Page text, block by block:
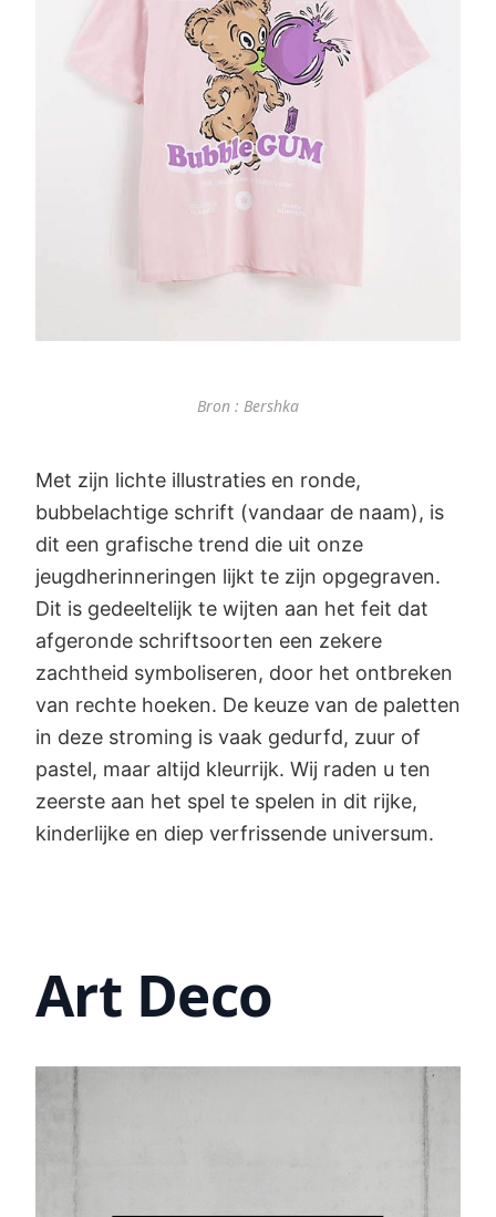
Bron : Bershka
Met zijn lichte illustraties en ronde,
bubbelachtige schrift (vandaar de naam), is
dit een grafische trend die uit onze
jeugdherinneringen lijkt te zijn opgegraven.
Dit is gedeeltelijk te wijten aan het feit dat
afgeronde schriftsoorten een zekere
zachtheid symboliseren, door het ontbreken
van rechte hoeken. De keuze van de paletten
in deze stroming is vaak gedurfd, zuur of
pastel, maar altijd kleurrijk. Wij raden u ten
zeerste aan het spel te spelen in dit rijke,
kinderlijke en diep verfrissende universum.
Art Deco